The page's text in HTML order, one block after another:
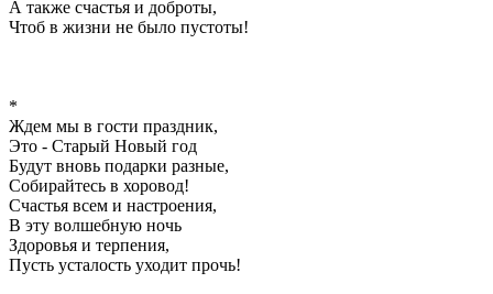
А также счастья и доброты,
Чтоб в жизни не было пустоты!
*
Ждем мы в гости праздник,
Это - Старый Новый год
Будут вновь подарки разные,
Собирайтесь в хоровод!
Счастья всем и настроения,
В эту волшебную ночь
Здоровья и терпения,
Пусть усталость уходит прочь!